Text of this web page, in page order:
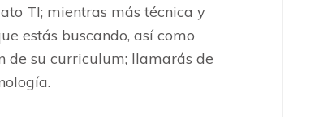
TI; mientras más técnica y
estás buscando, así como
de su curriculum; llamarás de